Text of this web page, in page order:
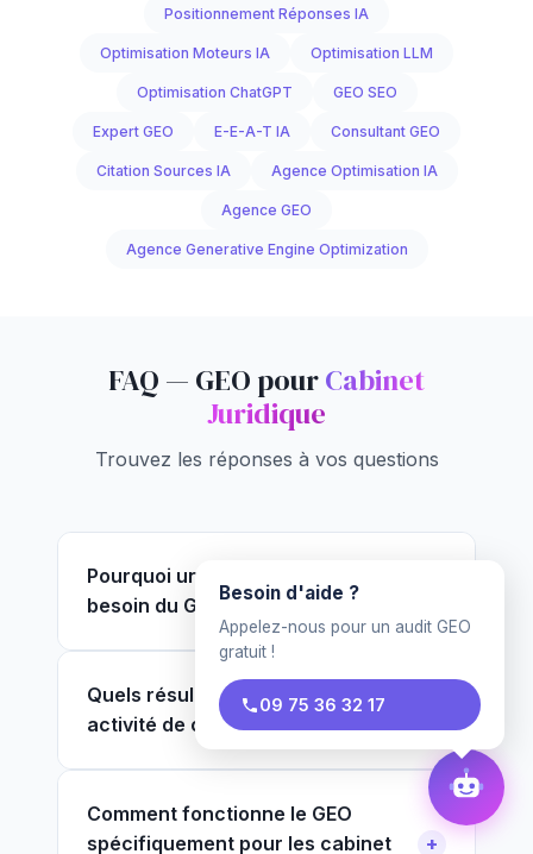
Positionnement Réponses IA
Optimisation Moteurs IA Optimisation LLM
Optimisation ChatGPT GEO SEO
Expert GEO E-E-A-T IA Consultant GEO
Citation Sources IA Agence Optimisation IA
Agence GEO
Agence Generative Engine Optimization
FAQ — GEO pourCabinet
Juridique
Trouvez les réponses à vos questions
Pourquoi un cabinet juridique a
besoin du GEO ?
Quels résultats attendre pour mon
activité de cabinet juridique ?
Comment fonctionne le GEO
spécifiquement pour les cabinet
Besoin d'aide ?
Appelez-nous pour un audit GEO
gratuit !
09 75 36 32 17